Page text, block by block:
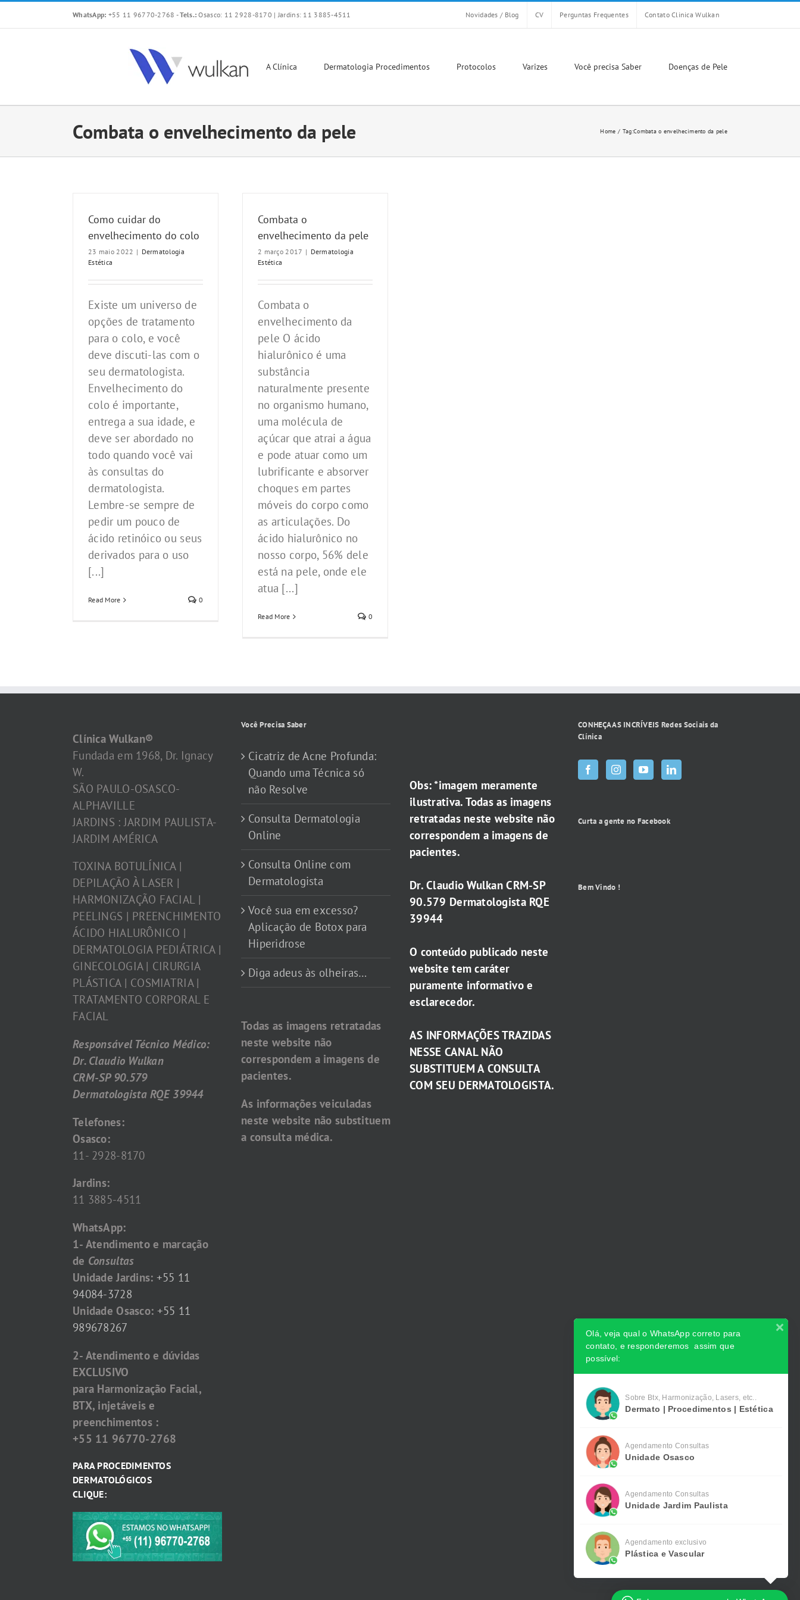
to
WhatsApp: +55 11 96770-2768 -Tels.: Osasco: 11 2928-8170 | Jardins: 11 3885-4511 Novidades / Blog CV Perguntas Frequentes Contato Clinica Wulkan
A Clínica Dermatologia Procedimentos Protocolos Varizes Você precisa Saber Doenças de Pele
Combata o envelhecimento da pele Home Tag:Combata o envelhecimento da pele
Como cuidar do
envelhecimento do colo
23 maio 2022 | Dermatologia
Estética
Existe um universo de
opções de tratamento
para o colo, e você
deve discuti-las com o
seu dermatologista.
Envelhecimento do
colo é importante,
entrega a sua idade, e
deve ser abordado no
todo quando você vai
às consultas do
dermatologista.
Lembre-se sempre de
pedir um pouco de
ácido retinóico ou seus
derivados para o uso
[...]
Read More 0
Combata o
envelhecimento da pele
2 março 2017 | Dermatologia
Estética
Combata o
envelhecimento da
pele O ácido
hialurônico é uma
substância
naturalmente presente
no organismo humano,
uma molécula de
açúcar que atrai a água
e pode atuar como um
lubrificante e absorver
choques em partes
móveis do corpo como
as articulações. Do
ácido hialurônico no
nosso corpo, 56% dele
está na pele, onde ele
atua [...]
Read More 0
Clínica Wulkan®
Fundada em 1968, Dr. Ignacy
W.
SÃO PAULO-OSASCO-
ALPHAVILLE
JARDINS : JARDIM PAULISTA-
JARDIM AMÉRICA
TOXINA BOTULÍNICA |
DEPILAÇÃO À LASER |
HARMONIZAÇÃO FACIAL |
PEELINGS | PREENCHIMENTO
ÁCIDO HIALURÔNICO |
DERMATOLOGIA PEDIÁTRICA |
GINECOLOGIA | CIRURGIA
PLÁSTICA | COSMIATRIA |
TRATAMENTO CORPORAL E
FACIAL
Responsável Técnico Médico:
Dr. Claudio Wulkan
CRM-SP 90.579
Dermatologista RQE 39944
Telefones:
Osasco:
11- 2928-8170
Jardins:
11 3885-4511
WhatsApp:
1- Atendimento e marcação
de Consultas
Unidade Jardins: +55 11
94084-3728
Unidade Osasco: +55 11
989678267
2- Atendimento e dúvidas
EXCLUSIVO
para Harmonização Facial,
BTX, injetáveis e
preenchimentos :
+55 11 96770-2768
PARA PROCEDIMENTOS
DERMATOLÓGICOS
CLIQUE:
Você Precisa Saber
Cicatriz de Acne Profunda:
Quando uma Técnica só
não Resolve
Consulta Dermatologia
Online
Consulta Online com
Dermatologista
Você sua em excesso?
Aplicação de Botox para
Hiperidrose
Diga adeus às olheiras…
Todas as imagens retratadas
neste website não
correspondem a imagens de
pacientes.
As informações veiculadas
neste website não substituem
a consulta médica.
Obs: *imagem meramente
ilustrativa. Todas as imagens
retratadas neste website não
correspondem a imagens de
pacientes.
Dr. Claudio Wulkan CRM-SP
90.579 Dermatologista RQE
39944
O conteúdo publicado neste
website tem caráter
puramente informativo e
esclarecedor.
AS INFORMAÇÕES TRAZIDAS
NESSE CANAL NÃO
SUBSTITUEM A CONSULTA
COM SEU DERMATOLOGISTA.
CONHEÇA AS INCRÍVEIS Redes Sociais da
Clínica
Curta a gente no Facebook
Bem Vindo !
Olá, veja qual o WhatsApp correto para
contato, e responderemos assim que
possível:
Sobre Btx, Harmonização, Lasers, etc..
Dermato | Procedimentos | Estética
Agendamento Consultas
Unidade Osasco
Agendamento Consultas
Unidade Jardim Paulista
Agendamento exclusivo
Plástica e Vascular